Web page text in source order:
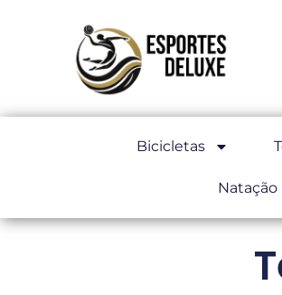
Bicicletas
Natação